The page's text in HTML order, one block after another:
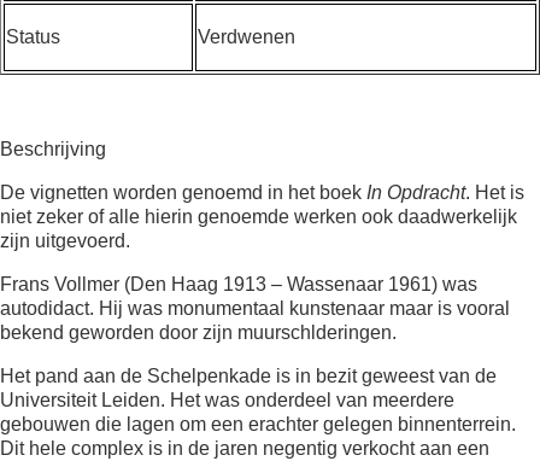
Status Verdwenen
Beschrijving
De vignetten worden genoemd in het boek In Opdracht. Het is
niet zeker of alle hierin genoemde werken ook daadwerkelijk
zijn uitgevoerd.
Frans Vollmer (Den Haag 1913 – Wassenaar 1961) was
autodidact. Hij was monumentaal kunstenaar maar is vooral
bekend geworden door zijn muurschlderingen.
Het pand aan de Schelpenkade is in bezit geweest van de
Universiteit Leiden. Het was onderdeel van meerdere
gebouwen die lagen om een erachter gelegen binnenterrein.
Dit hele complex is in de jaren negentig verkocht aan een